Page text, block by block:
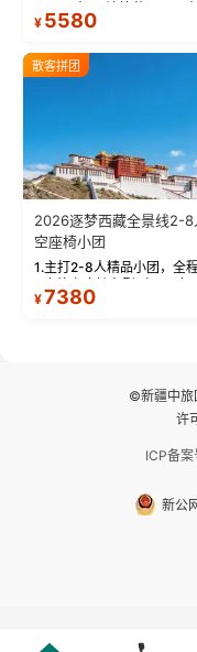
测 99%游客零高反 。 【贴
反根本不是事儿 ！ 【无人机
拍】-雪山/圣湖/...
¥ 5580
散客拼团
2026逐梦西藏全景线2-8
空座椅小团
1.主打2-8人精品小团，全
9座航空座椅车型（360度
座舱），提供VIP级别的舒适
¥7380
©新疆中旅
许
ICP备
新公